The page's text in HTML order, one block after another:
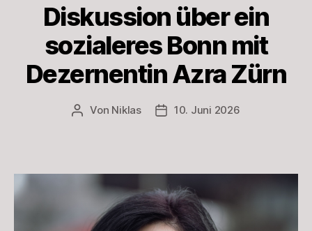
Diskussion über ein
sozialeres Bonn mit
Dezernentin Azra Zürn
Beitragsautor
Von Niklas Beitragsdatum
10. Juni 2026